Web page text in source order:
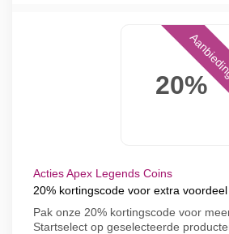
20%
Acties Apex Legends Coins
20% kortingscode voor extra
Pak onze 20% kortingscode voor
Startselect op geselecteerde